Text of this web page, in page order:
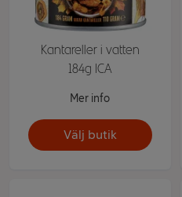
Kantareller i vatten
184g ICA
Mer info
Välj butik